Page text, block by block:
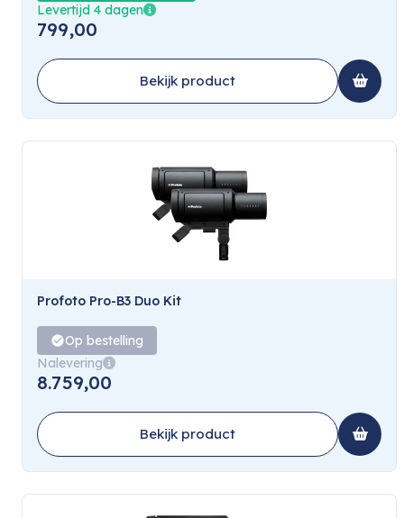
Levertijd 4 dagen
799,00
Bekijk product
Profoto Pro-B3 Duo Kit
Op bestelling
Nalevering
8.759,00
Bekijk product